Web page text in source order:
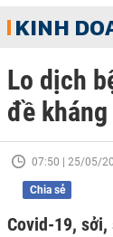
KINH
Lo dịch
đề kháng
07:50 | 25/05/
Chia sẻ
Covid-19, sởi,